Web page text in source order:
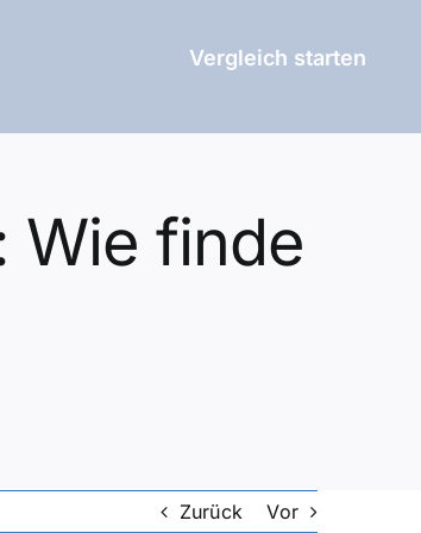
Vergleich starten
Wie finde
Zurück Vor